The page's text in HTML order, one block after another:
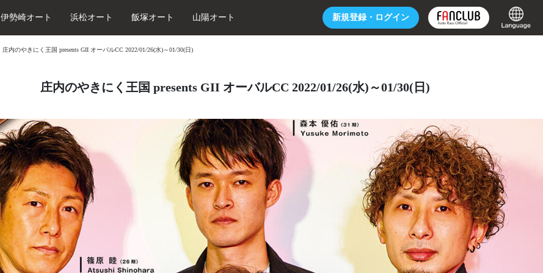
新規登録・ ログイン
伊勢崎オート 浜松オート 飯塚オート 山陽オート
庄内のやきにく王国 presents GII オーバルCC 2022/01/26(水)～01/30(日)
庄内のやきにく王国 presents GII オーバルCC 2022/01/26(水)～01/30(日)